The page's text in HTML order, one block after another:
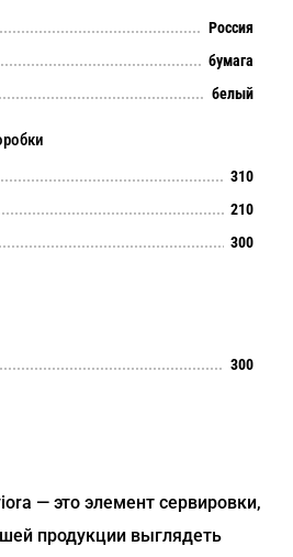
Россия
бумага
белый
310
210
300
300
— это элемент сервировки,
продукции выглядеть